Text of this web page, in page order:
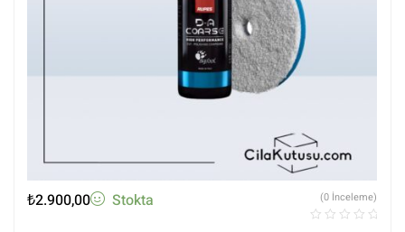
₺2.900,00 Stokta (0 İnceleme)